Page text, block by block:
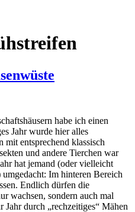
habe ich einen
Jahr wurde hier alles
mit entsprechend klassisch
und andere Tierchen war
hat jemand (oder vielleicht
umgedacht: Im hinteren Bereich
Endlich dürfen die
wachsen, sondern auch mal
durch „rechzeitiges“ Mähen